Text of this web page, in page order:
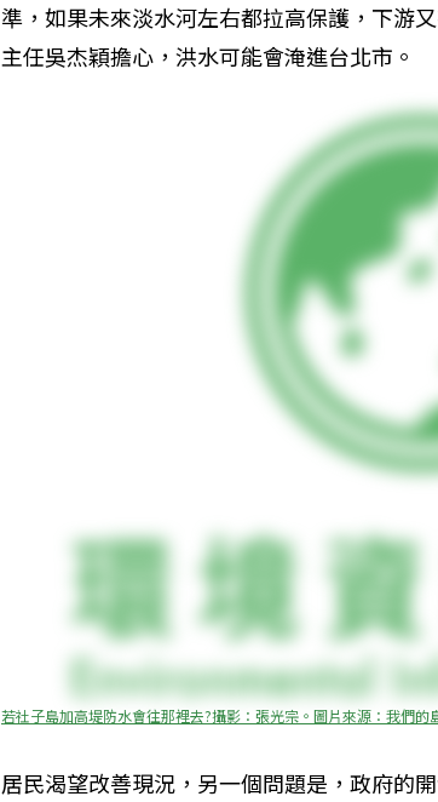
準，如果未來淡水河左右都拉高保護，下游
主任吳杰穎擔心，洪水可能會淹進台北市。
若社子島加高堤防水會往那裡去?攝影：張光宗。圖片來源：我們的
居民渴望改善現況，另一個問題是，政府的